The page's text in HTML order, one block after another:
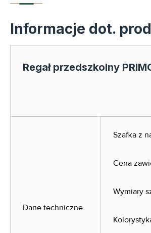
Informacje dot.
Regał przedszkolny
Dane techniczne
Szafka z
Cena
Wymiary